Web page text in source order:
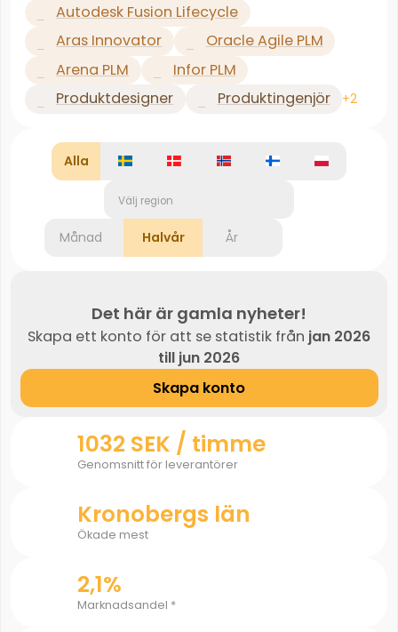
Autodesk Fusion Lifecycle
Aras Innovator
Oracle Agile PLM
Arena PLM
Infor PLM
Produktdesigner
Produktingenjör +2
Alla
Välj region
Månad Halvår År
Det här är gamla nyheter!
Skapa ett konto för att se statistik från jan 2026
till jun 2026
Skapa konto
1032 SEK / timme
Genomsnitt för leverantörer
Kronobergs län
Ökade mest
2,1%
Marknadsandel *